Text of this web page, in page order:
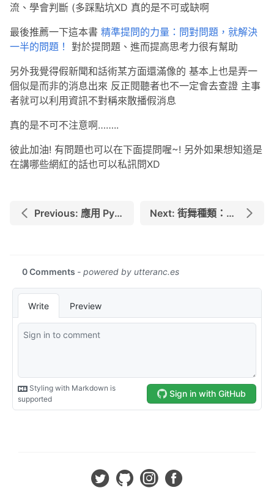
流、學會判斷 (多踩點坑XD 真的是不可或缺啊
最後推薦一下這本書 精準提問的力量：問對問題，就解決
一半的問題！ 對於提問題、進而提高思考力很有幫助
另外我覺得假新聞和話術某方面還滿像的 基本上也是弄一
個似是而非的消息出來 反正閱聽者也不一定會去查證 主事
者就可以利用資訊不對稱來散播假消息
真的是不可不注意啊……..
彼此加油! 有問題也可以在下面提問喔~! 另外如果想知道是
在講哪些網紅的話也可以私訊問XD
Previous: 應用 Python 於圖表數據：Pandas Next: 街舞種類：如何選擇人生第一堂街舞課